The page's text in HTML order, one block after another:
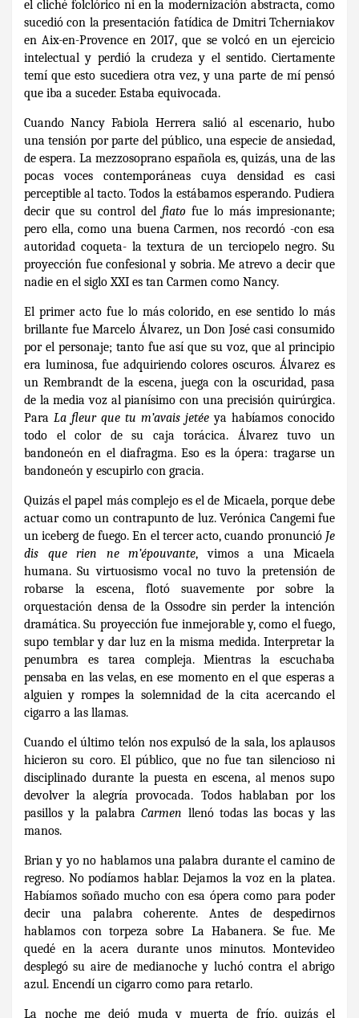
el cliché folclórico ni en la modernización abstracta, como
sucedió con la presentación fatídica de Dmitri Tcherniakov
en Aix-en-Provence en 2017, que se volcó en un ejercicio
intelectual y perdió la crudeza y el sentido. Ciertamente
temí que esto sucediera otra vez, y una parte de mí pensó
que iba a suceder. Estaba equivocada.
Cuando Nancy Fabiola Herrera salió al escenario, hubo
una tensión por parte del público, una especie de ansiedad,
de espera. La mezzosoprano española es, quizás, una de las
pocas voces contemporáneas cuya densidad es casi
perceptible al tacto. Todos la estábamos esperando. Pudiera
decir que su control del fiato fue lo más impresionante;
pero ella, como una buena Carmen, nos recordó -con esa
autoridad coqueta- la textura de un terciopelo negro. Su
proyección fue confesional y sobria. Me atrevo a decir que
nadie en el siglo XXI es tan Carmen como Nancy.
El primer acto fue lo más colorido, en ese sentido lo más
brillante fue Marcelo Álvarez, un Don José casi consumido
por el personaje; tanto fue así que su voz, que al principio
era luminosa, fue adquiriendo colores oscuros. Álvarez es
un Rembrandt de la escena, juega con la oscuridad, pasa
de la media voz al pianísimo con una precisión quirúrgica.
Para La fleur que tu m’avais jetée ya habíamos conocido
todo el color de su caja torácica. Álvarez tuvo un
bandoneón en el diafragma. Eso es la ópera: tragarse un
bandoneón y escupirlo con gracia.
Quizás el papel más complejo es el de Micaela, porque debe
actuar como un contrapunto de luz. Verónica Cangemi fue
un iceberg de fuego. En el tercer acto, cuando pronunció Je
dis que rien ne m’épouvante, vimos a una Micaela
humana. Su virtuosismo vocal no tuvo la pretensión de
robarse la escena, flotó suavemente por sobre la
orquestación densa de la Ossodre sin perder la intención
dramática. Su proyección fue inmejorable y, como el fuego,
supo temblar y dar luz en la misma medida. Interpretar la
penumbra es tarea compleja. Mientras la escuchaba
pensaba en las velas, en ese momento en el que esperas a
alguien y rompes la solemnidad de la cita acercando el
cigarro a las llamas.
Cuando el último telón nos expulsó de la sala, los aplausos
hicieron su coro. El público, que no fue tan silencioso ni
disciplinado durante la puesta en escena, al menos supo
devolver la alegría provocada. Todos hablaban por los
pasillos y la palabraCarmen llenó todas las bocas y las
manos.
Brian y yo no hablamos una palabra durante el camino de
regreso. No podíamos hablar. Dejamos la voz en la platea.
Habíamos soñado mucho con esa ópera como para poder
decir una palabra coherente. Antes de despedirnos
hablamos con torpeza sobre La Habanera. Se fue. Me
quedé en la acera durante unos minutos. Montevideo
desplegó su aire de medianoche y luchó contra el abrigo
azul. Encendí un cigarro como para retarlo.
La noche me dejó muda y muerta de frío, quizás el